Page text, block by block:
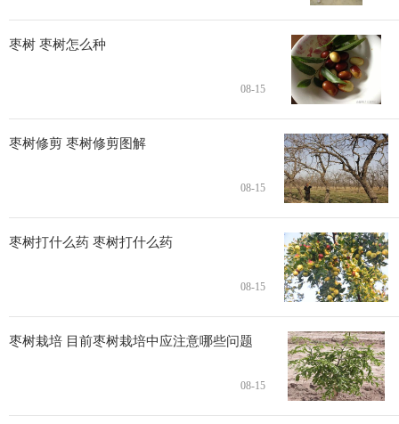
枣树 枣树怎么种
08-15
枣树修剪 枣树修剪图解
08-15
枣树打什么药 枣树打什么药
08-15
枣树栽培 目前枣树栽培中应注意哪些问题
08-15